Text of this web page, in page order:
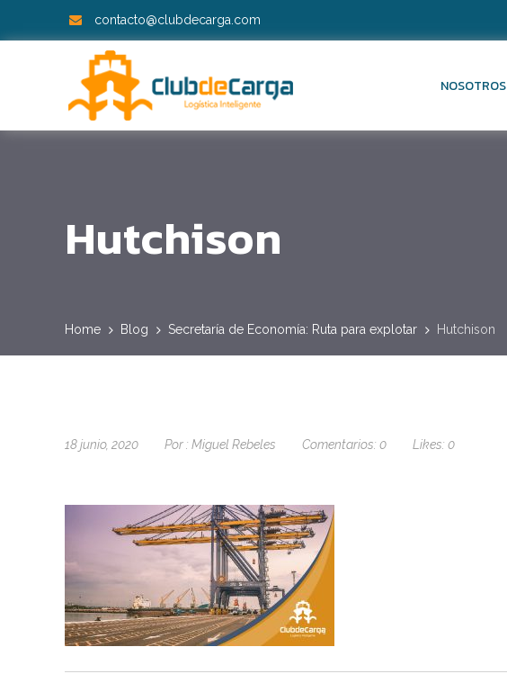
contacto@clubdecarga.com
NOSOTROS
Hutchison
Home Blog Secretaría de Economía: Ruta para explotar Hutchison
18 junio, 2020 Por : Miguel Rebeles Comentarios: 0 Likes: 0